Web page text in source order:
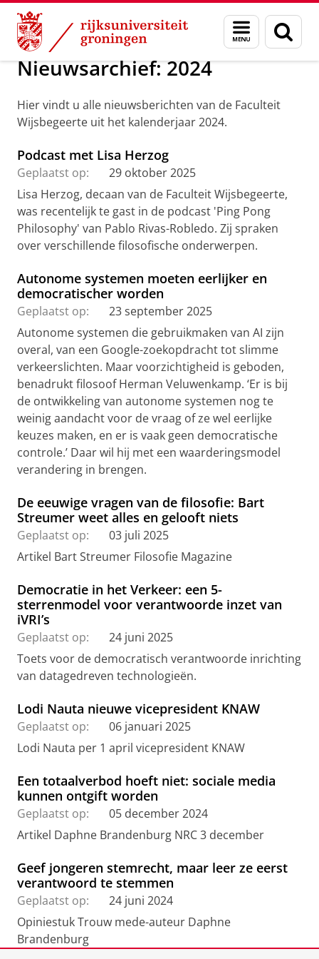
Skip
Content
Skip
Navigation
Menu
en
zoeken
Over ons Nieuws
Nieuwsarchief: 2024
Hier vindt u alle nieuwsberichten van de Faculteit
Wijsbegeerte uit het kalenderjaar 2024.
Podcast met Lisa Herzog
Geplaatst op:
29 oktober 2025
Lisa Herzog, decaan van de Faculteit Wijsbegeerte,
was recentelijk te gast in de podcast 'Ping Pong
Philosophy' van Pablo Rivas-Robledo. Zij spraken
over verschillende filosofische onderwerpen.
Autonome systemen moeten eerlijker en
democratischer worden
Geplaatst op:
23 september 2025
Autonome systemen die gebruikmaken van AI zijn
overal, van een Google-zoekopdracht tot slimme
verkeerslichten. Maar voorzichtigheid is geboden,
benadrukt filosoof Herman Veluwenkamp. ‘Er is bij
de ontwikkeling van autonome systemen nog te
weinig aandacht voor de vraag of ze wel eerlijke
keuzes maken, en er is vaak geen democratische
controle.’ Daar wil hij met een waarderingsmodel
verandering in brengen.
De eeuwige vragen van de filosofie: Bart
Streumer weet alles en gelooft niets
Geplaatst op:
03 juli 2025
Artikel Bart Streumer Filosofie Magazine
Democratie in het Verkeer: een 5-
sterrenmodel voor verantwoorde inzet van
iVRI’s
Geplaatst op:
24 juni 2025
Toets voor de democratisch verantwoorde inrichting
van datagedreven technologieën.
Lodi Nauta nieuwe vicepresident KNAW
Geplaatst op:
06 januari 2025
Lodi Nauta per 1 april vicepresident KNAW
Een totaalverbod hoeft niet: sociale media
kunnen ontgift worden
Geplaatst op:
05 december 2024
Artikel Daphne Brandenburg NRC 3 december
Geef jongeren stemrecht, maar leer ze eerst
verantwoord te stemmen
Geplaatst op:
24 juni 2024
Opiniestuk Trouw mede-auteur Daphne
Brandenburg